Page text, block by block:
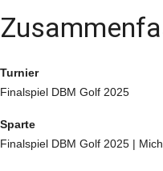
Turnier
Finalspiel DBM Golf 2025
Sparte
Finalspiel DBM Golf 2025 |